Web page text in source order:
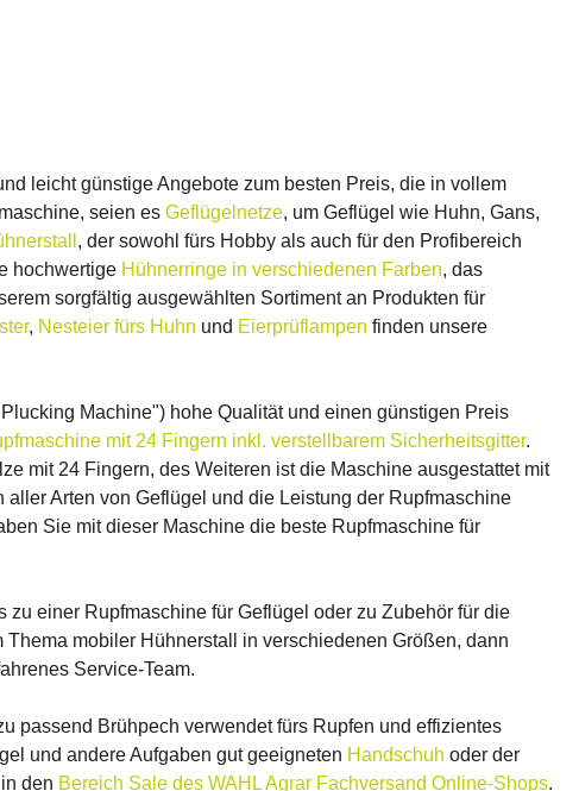
leicht günstige Angebote zum besten Preis, die in vollem
seien es Geflügelnetze, um Geflügel wie Huhn, Gans,
, der sowohl fürs Hobby als auch für den Profibereich
hochwertige Hühnerringe in verschiedenen Farben, das
sorgfältig ausgewählten Sortiment an Produkten für
, Nesteier fürs Huhn und Eierprüflampen finden unsere
Machine") hohe Qualität und einen günstigen Preis
mit 24 Fingern inkl. verstellbarem Sicherheitsgitter.
mit 24 Fingern, des Weiteren ist die Maschine ausgestattet mit
Arten von Geflügel und die Leistung der Rupfmaschine
Sie mit dieser Maschine die beste Rupfmaschine für
einer Rupfmaschine für Geflügel oder zu Zubehör für die
mobiler Hühnerstall in verschiedenen Größen, dann
Service-Team.
passend Brühpech verwendet fürs Rupfen und effizientes
und andere Aufgaben gut geeigneten Handschuh oder der
den Bereich Sale des WAHL Agrar Fachversand Online-Shops.